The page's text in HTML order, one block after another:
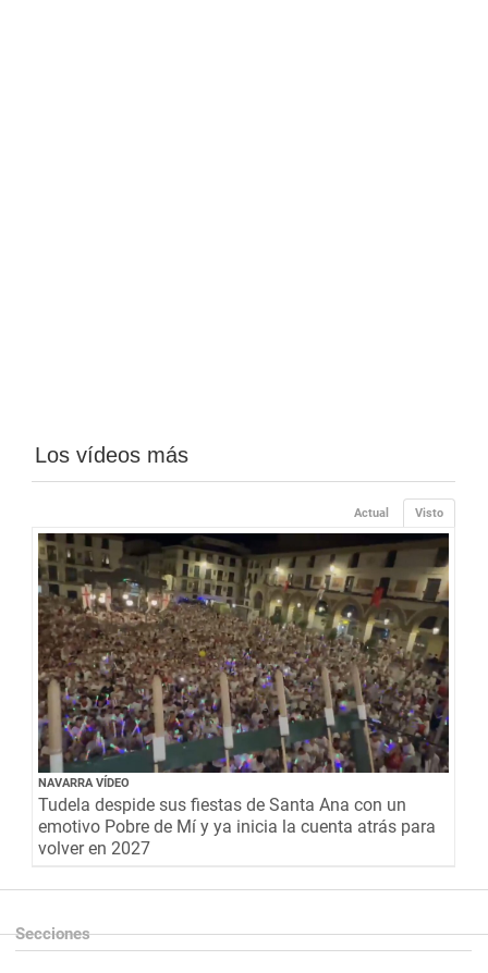
Los vídeos más
Visto
Actual
NAVARRA VÍDEO
Tudela despide sus fiestas de Santa Ana con un
emotivo Pobre de Mí y ya inicia la cuenta atrás para
volver en 2027
Secciones